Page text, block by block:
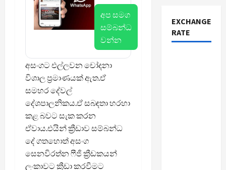
අප සමග
සම්බන්ධ
වන්න
අසංගට එල්ලවන චෝදනා
විශාල ප්‍රමාණයක් ඇත.ඒ
සමහර දේවල්
දේශපාලනිකය.ඒ සබඳතා හරහා
කළ බවට සැක කරන
ඒවාය.එයින් ක්‍රීඩාව සම්බන්ධ
දේ ගතහොත් අසංග
සෙනවිරත්න ෆීජි ක්‍රීඩකයන්
ලංකාවට ක්‍රීඩා කරවීමට
EXCHANGE
RATE